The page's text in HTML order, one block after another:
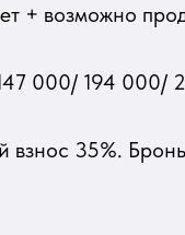
+ возможно
000/ 194 000/
взнос 35%.